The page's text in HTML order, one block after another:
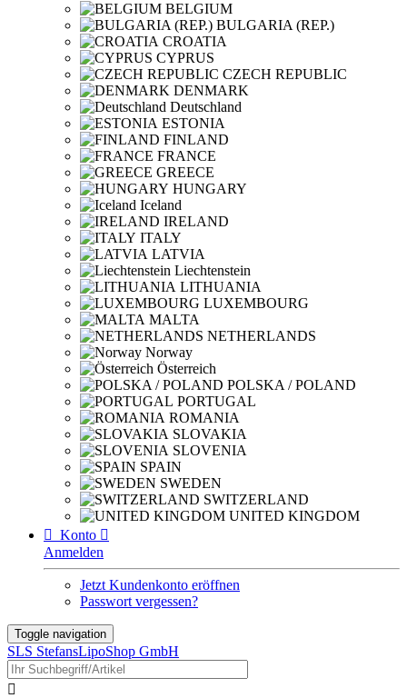
BELGIUM
BULGARIA (REP.)
CROATIA
CYPRUS
CZECH REPUBLIC
DENMARK
Deutschland
ESTONIA
FINLAND
FRANCE
GREECE
HUNGARY
Iceland
IRELAND
ITALY
LATVIA
Liechtenstein
LITHUANIA
LUXEMBOURG
MALTA
NETHERLANDS
Norway
Österreich
POLSKA / POLAND
PORTUGAL
ROMANIA
SLOVAKIA
SLOVENIA
SPAIN
SWEDEN
SWITZERLAND
UNITED KINGDOM
 Konto 
Anmelden
Jetzt Kundenkonto eröffnen
Passwort vergessen?
Toggle navigation
SLS StefansLipoShop GmbH
